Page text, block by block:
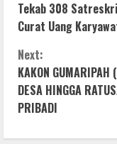
o
n
t
i
Tekab 308
Curat Uang
Next:
KAKON GUMARIPAH
DESA HINGGA
PRIBADI